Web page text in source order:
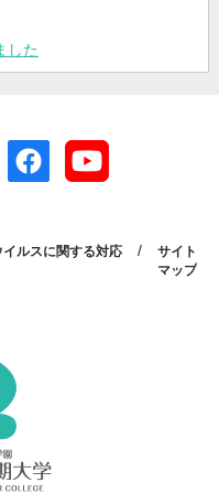
した
ルスに関する対応 /
サイト
マップ